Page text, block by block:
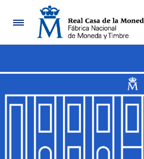
Navigation
Show/Hide
Show/Hide